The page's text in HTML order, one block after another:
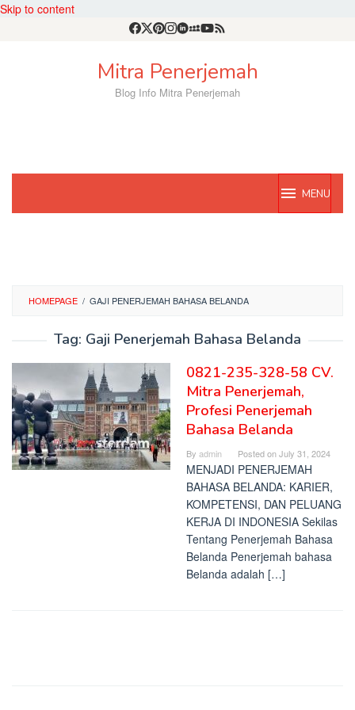
Skip to content
Mitra Penerjemah
Blog Info Mitra Penerjemah
MENU
HOMEPAGE / GAJI PENERJEMAH BAHASA BELANDA
Tag: Gaji Penerjemah Bahasa Belanda
0821-235-328-58 CV.
Mitra Penerjemah,
Profesi Penerjemah
Bahasa Belanda
By admin Posted onJuly 31, 2024
MENJADI PENERJEMAH
BAHASA BELANDA: KARIER,
KOMPETENSI, DAN PELUANG
KERJA DI INDONESIA Sekilas
Tentang Penerjemah Bahasa
Belanda Penerjemah bahasa
Belanda adalah […]